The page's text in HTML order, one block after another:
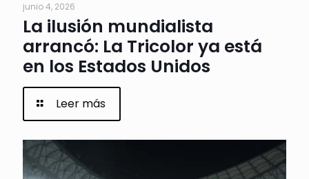
junio 4, 2026
La ilusión mundialista
arrancó: La Tricolor ya está
en los Estados Unidos
Leer más